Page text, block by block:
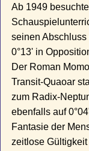
Ab 1949
seinen
0°13' in
Der Roman
Transit-Quaoar
zum Radix-
ebenfalls auf
Fantasie der
zeitlose